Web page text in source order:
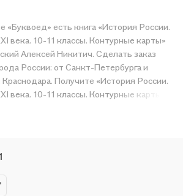
«Буквоед» есть книга «История России.
века. 10-11 классы. Контурные карты»
Алексей Никитич. Сделать заказ
России: от Санкт-Петербурга и
Получите «История России.
века. 10-11 классы. Контурные карты» в